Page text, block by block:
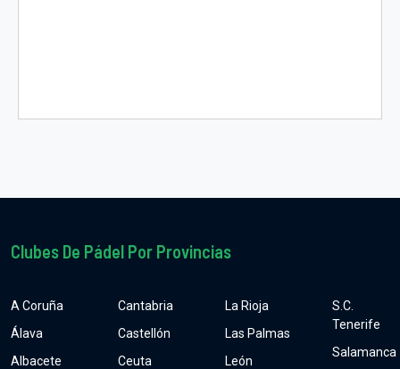
Clubes De Pádel Por Provincias
A Coruña
Álava
Albacete
Cantabria
Castellón
Ceuta
La Rioja
Las Palmas
León
S.C.
Tenerife
Salamanca